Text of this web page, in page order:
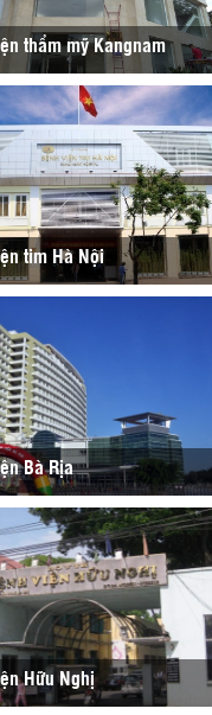
thẩm mỹ Kangnam
tim Hà Nội
Bà Rịa
Hữu Nghị